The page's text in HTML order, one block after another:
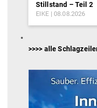
Stillstand – Teil 2
EIKE 08.08.2026
>>>> alle